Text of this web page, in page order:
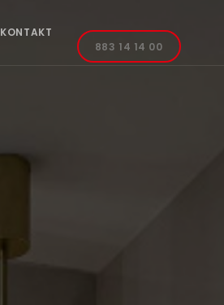
KONTAKT
883 14 14 00